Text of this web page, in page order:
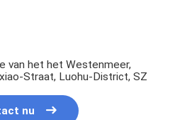
van het het Westenmeer,
Straat, Luohu-District, SZ
nu